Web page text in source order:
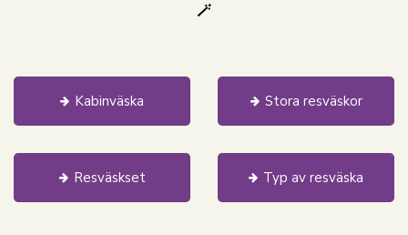
🪄
Kabinväska Stora resväskor
Resväskset Typ av resväska